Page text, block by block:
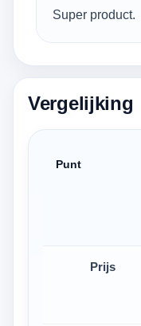
Super product.
Vergelijking
Punt
Prijs